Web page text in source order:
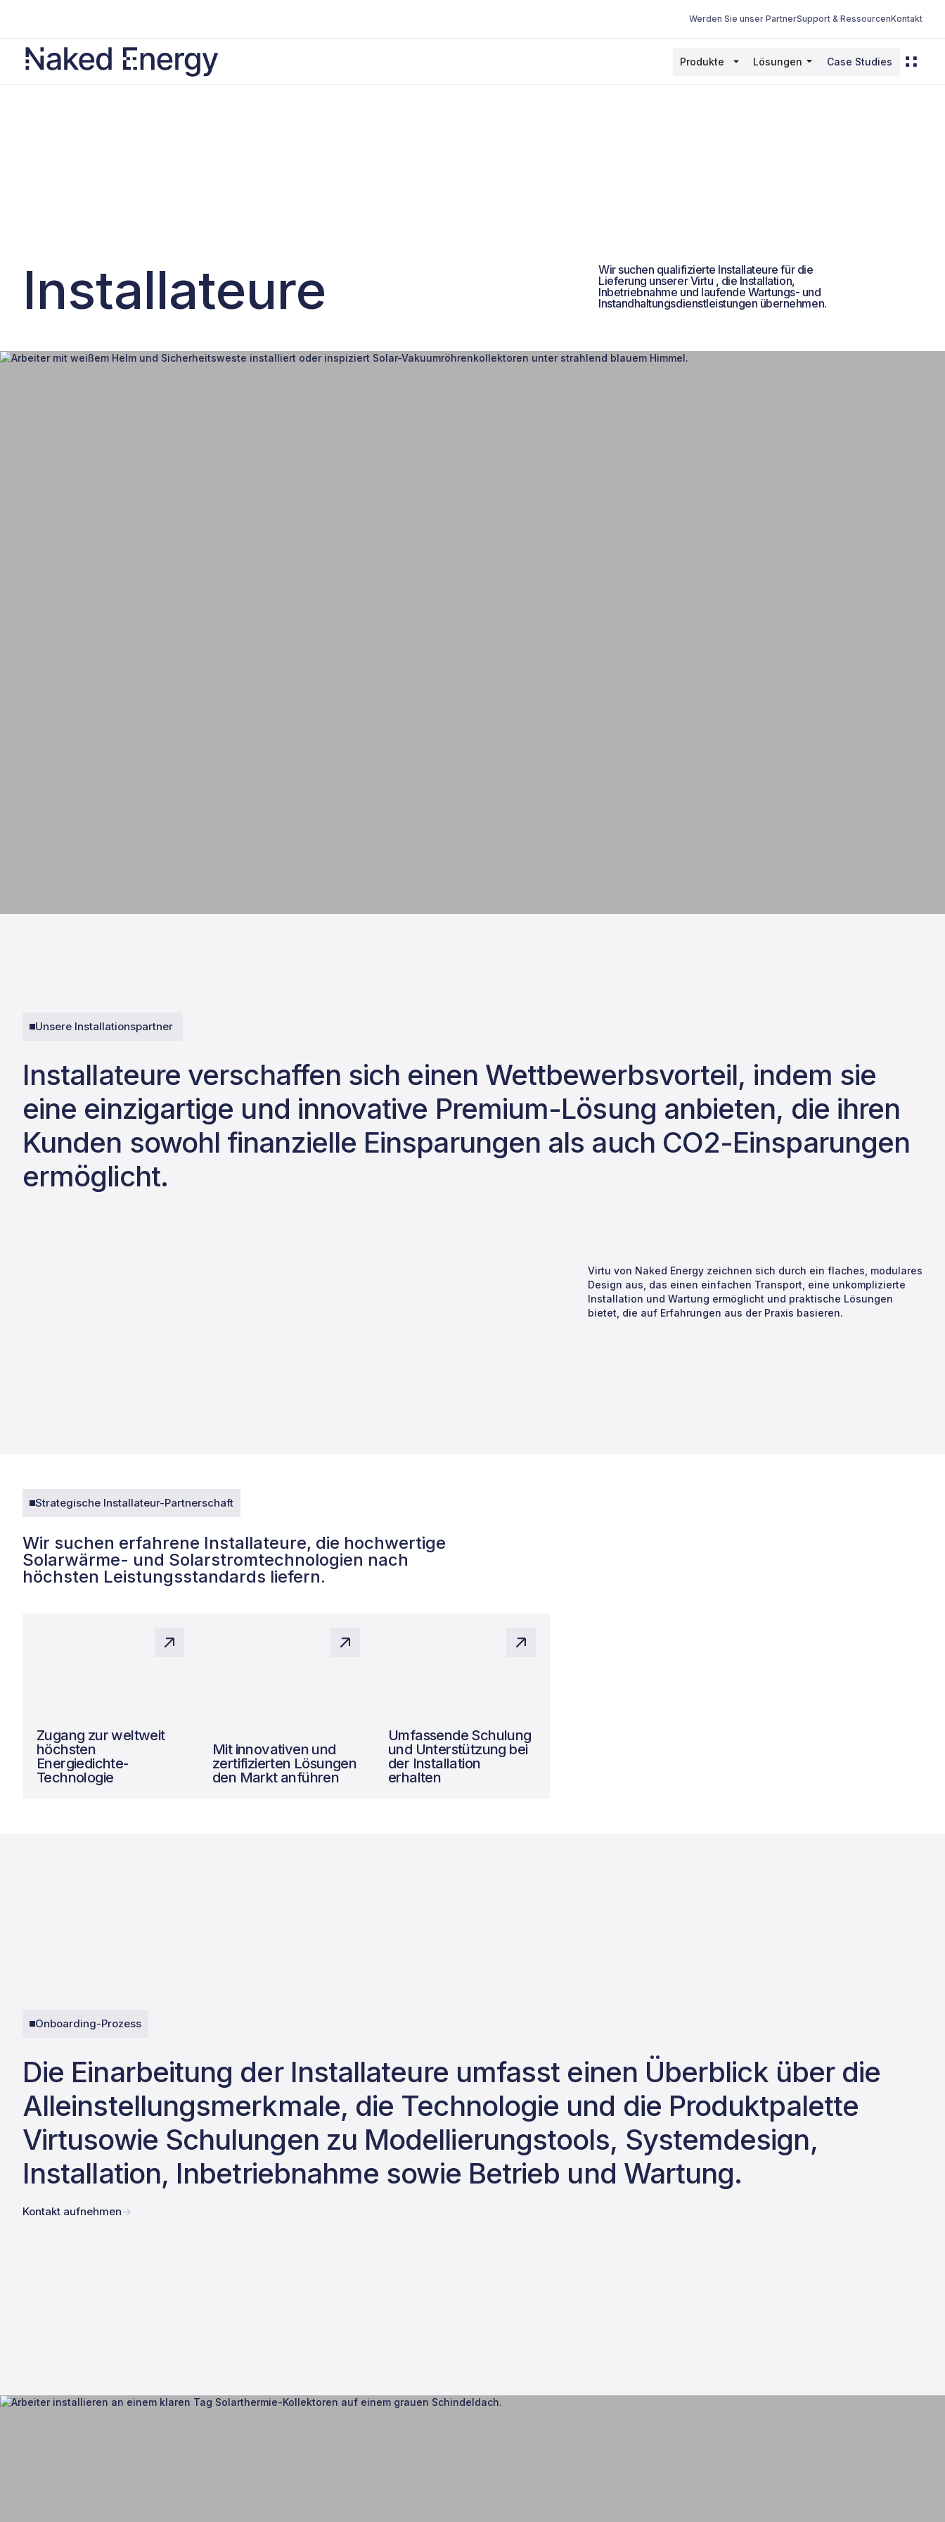
Werden Sie unser PartnerSupport & RessourcenKontakt
Produkte Lösungen Case Studies
Installateure
Wir suchen qualifizierte Installateure für die
Lieferung unserer Virtu , die Installation,
Inbetriebnahme und laufende Wartungs- und
Instandhaltungsdienstleistungen übernehmen.
Unsere Installationspartner
Installateure verschaffen sich einen Wettbewerbsvorteil, indem sie
eine einzigartige und innovative Premium-Lösung anbieten, die ihren
Kunden sowohl finanzielle Einsparungen als auch CO2-Einsparungen
ermöglicht.
Virtu von Naked Energy zeichnen sich durch ein flaches, modulares
Design aus, das einen einfachen Transport, eine unkomplizierte
Installation und Wartung ermöglicht und praktische Lösungen
bietet, die auf Erfahrungen aus der Praxis basieren.
Strategische Installateur-Partnerschaft
Wir suchen erfahrene Installateure, die hochwertige
Solarwärme- und Solarstromtechnologien nach
höchsten Leistungsstandards liefern.
Zugang zur weltweit
höchsten
Energiedichte-
Technologie
Mit innovativen und
zertifizierten Lösungen
den Markt anführen
Umfassende Schulung
und Unterstützung bei
der Installation
erhalten
Onboarding-Prozess
Die Einarbeitung der Installateure umfasst einen Überblick über die
Alleinstellungsmerkmale, die Technologie und die Produktpalette
Virtusowie Schulungen zu Modellierungstools, Systemdesign,
Installation, Inbetriebnahme sowie Betrieb und Wartung.
Kontakt aufnehmen